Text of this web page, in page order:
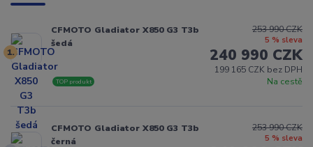
1.
CFMOTO Gladiator X850 G3 T3b
šedá
Na cestě
TOP produkt
253 990 CZK
5 % sleva
240 990 CZK
199 165 CZK bez DPH
CFMOTO Gladiator X850 G3 T3b
černá
253 990 CZK
5 % sleva